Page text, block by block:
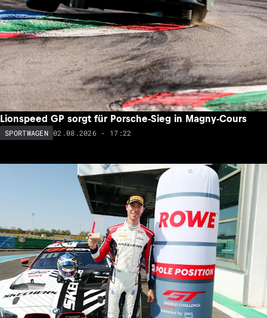
Lionspeed GP sorgt für Porsche-Sieg in Magny-Cours
SPORTWAGEN 02.08.2026 - 17:22